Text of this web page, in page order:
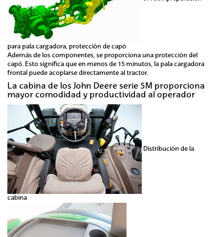
para pala cargadora, protección de capó
Además de los componentes, se proporciona una protección del
capó. Esto significa que en menos de 15 minutos, la pala cargadora
frontal puede acoplarse directamente al tractor.
La cabina de los John Deere serie 5M proporciona
mayor comodidad y productividad al operador
Distribución de la
cabina